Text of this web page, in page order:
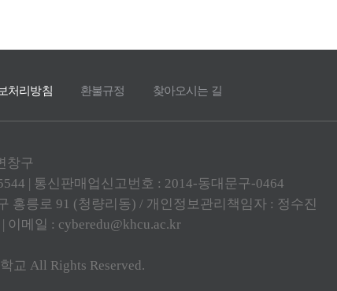
처리방침 환불규정 찾아오시는 길
창구
| 통신판매업신고번호 : 2014-동대문구-0464
홍릉로 91 (청량리동) / 개인정보관리책임자 : 정수진
이메일 : cyberedu@khcu.ac.kr
교 All Rights Reserved.